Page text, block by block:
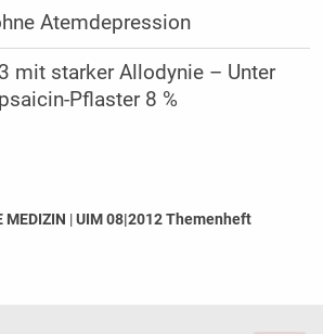
Atemdepression
mit starker Allodynie – Unter
Pflaster 8 %
MEDIZIN |UIM 08|2012 Themenheft